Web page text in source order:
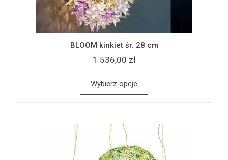
BLOOM kinkiet śr. 28 cm
1 536,00 zł
Wybierz opcje